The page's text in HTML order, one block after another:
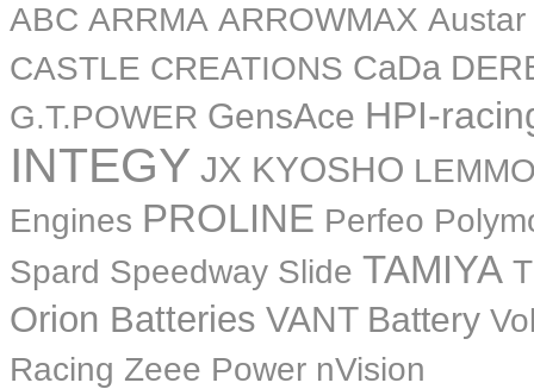
ABC ARRMA ARROWMAX Austar
CASTLE CREATIONS CaDa
G.T.POWER GensAce HPI-
INTEGY JX KYOSHO
Engines PROLINE Perfeo
Spard Speedway Slide TAMIYA
Orion Batteries VANT Battery
Racing Zeee Power nVision